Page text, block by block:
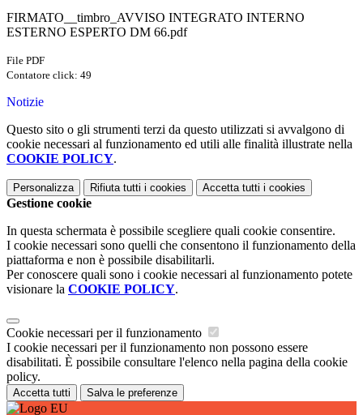
FIRMATO__timbro_AVVISO INTEGRATO INTERNO
ESTERNO ESPERTO DM 66.pdf
File PDF
Contatore click: 49
Notizie
Questo sito o gli strumenti terzi da questo utilizzati si avvalgono di
cookie necessari al funzionamento ed utili alle finalità illustrate nella
COOKIE POLICY.
Personalizza Rifiuta tutti i cookies Accetta tutti i cookies
Gestione cookie
In questa schermata è possibile scegliere quali cookie consentire.
I cookie necessari sono quelli che consentono il funzionamento della
piattaforma e non è possibile disabilitarli.
Per conoscere quali sono i cookie necessari al funzionamento potete
visionare la COOKIE POLICY.
Cookie necessari per il funzionamento
I cookie necessari per il funzionamento non possono essere
disabilitati. È possibile consultare l'elenco nella pagina della cookie
policy.
Accetta tutti Salva le preferenze